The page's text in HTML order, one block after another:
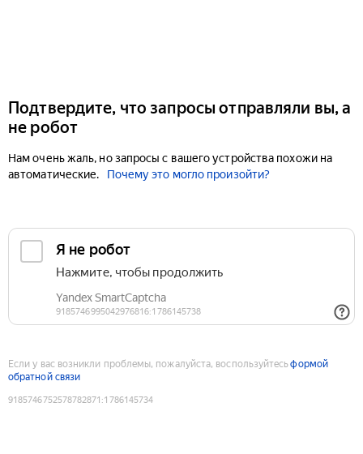
Подтвердите, что запросы отправляли вы, а
не робот
Нам очень жаль, но запросы с вашего устройства похожи на
автоматические.
Почему это могло произойти?
Если у вас возникли проблемы, пожалуйста, воспользуйтесьформой
обратной связи
9185746752578782871 :1786145734